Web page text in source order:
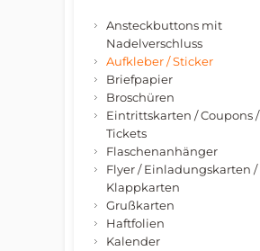
Ansteckbuttons mit
Nadelverschluss
Aufkleber / Sticker
Briefpapier
Broschüren
Eintrittskarten / Coupons /
Tickets
Flaschenanhänger
Flyer / Einladungskarten /
Klappkarten
Grußkarten
Haftfolien
Kalender